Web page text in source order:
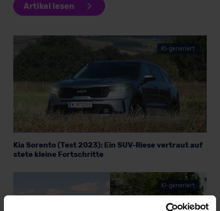
Artikel lesen
KI-generiert
Kia Sorento (Test 2023): Ein SUV-Riese vertraut auf
stete kleine Fortschritte
KI-generiert